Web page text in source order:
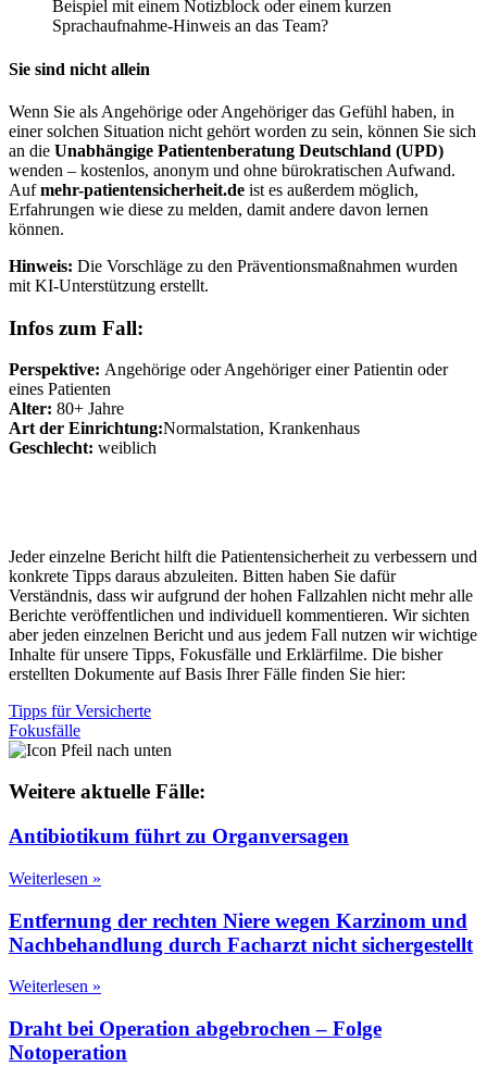
Beispiel mit einem Notizblock oder einem kurzen
Sprachaufnahme-Hinweis an das Team?
Sie sind nicht allein
Wenn Sie als Angehörige oder Angehöriger das Gefühl haben, in
einer solchen Situation nicht gehört worden zu sein, können Sie sich
an die Unabhängige Patientenberatung Deutschland (UPD)
wenden – kostenlos, anonym und ohne bürokratischen Aufwand.
Aufmehr-patientensicherheit.de ist es außerdem möglich,
Erfahrungen wie diese zu melden, damit andere davon lernen
können.
Hinweis: Die Vorschläge zu den Präventionsmaßnahmen wurden
mit KI-Unterstützung erstellt.
Infos zum Fall:
Perspektive: Angehörige oder Angehöriger einer Patientin oder
eines Patienten
Alter: 80+ Jahre
Art der Einrichtung:Normalstation, Krankenhaus
Geschlecht: weiblich
Jeder einzelne Bericht hilft die Patientensicherheit zu verbessern und
konkrete Tipps daraus abzuleiten. Bitten haben Sie dafür
Verständnis, dass wir aufgrund der hohen Fallzahlen nicht mehr alle
Berichte veröffentlichen und individuell kommentieren. Wir sichten
aber jeden einzelnen Bericht und aus jedem Fall nutzen wir wichtige
Inhalte für unsere Tipps, Fokusfälle und Erklärfilme. Die bisher
erstellten Dokumente auf Basis Ihrer Fälle finden Sie hier:
Tipps für Versicherte
Fokusfälle
Weitere aktuelle Fälle:
Antibiotikum führt zu Organversagen
Weiterlesen »
Entfernung der rechten Niere wegen Karzinom und
Nachbehandlung durch Facharzt nicht sichergestellt
Weiterlesen »
Draht bei Operation abgebrochen – Folge
Notoperation